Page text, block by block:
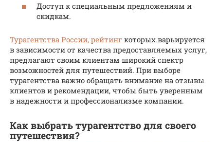
Доступ к специальным предложениям и
скидкам.
Турагентства России, рейтинг которых варьируется
в зависимости от качества предоставляемых услуг,
предлагают своим клиентам широкий спектр
возможностей для путешествий. При выборе
турагентства важно обращать внимание на отзывы
клиентов и рекомендации, чтобы быть уверенным
в надежности и профессионализме компании.
Как выбрать турагентство для своего
путешествия?